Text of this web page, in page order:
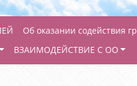
Об оказании содействия
ВЗАИМОДЕЙСТВИЕ С ОО